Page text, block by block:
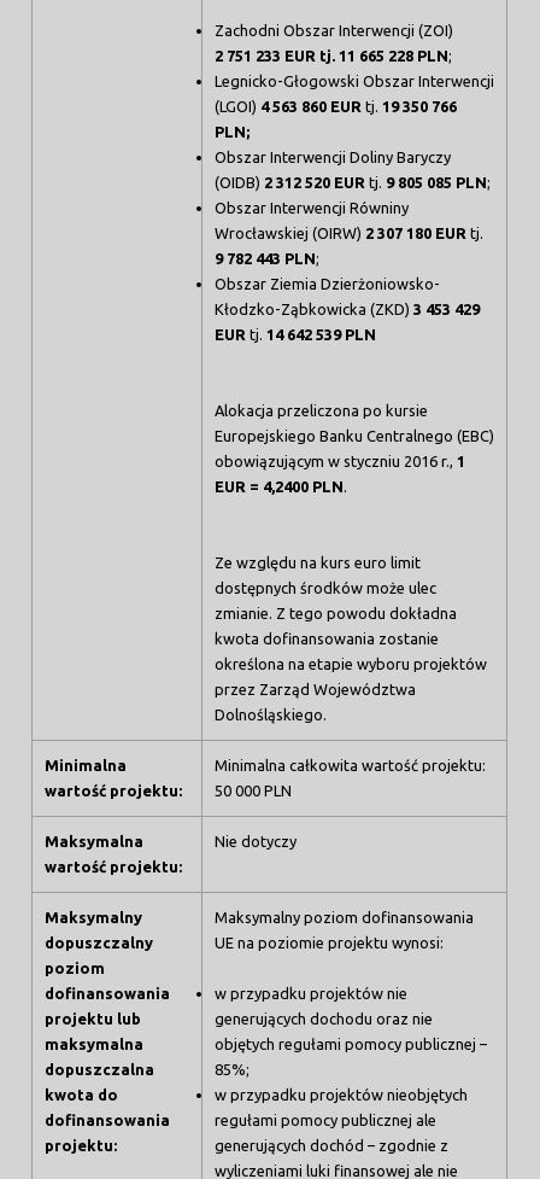
Zachodni Obszar Interwencji (ZOI)
2 751 233 EUR tj. 11 665 228 PLN;
Legnicko-Głogowski Obszar Interwencji
(LGOI) 4 563 860 EURtj.19 350 766
PLN;
Obszar Interwencji Doliny Baryczy
(OIDB) 2 312 520 EURtj. 9 805 085 PLN;
Obszar Interwencji Równiny
Wrocławskiej (OIRW) 2 307 180 EUR tj.
9 782 443 PLN;
Obszar Ziemia Dzierżoniowsko-
Kłodzko-Ząbkowicka (ZKD)3 453 429
EUR tj.14 642 539 PLN
Alokacja przeliczona po kursie
Europejskiego Banku Centralnego (EBC)
obowiązującym w styczniu 2016 r.,1
EUR = 4,2400 PLN
Ze względu na kurs euro limit
dostępnych środków może ulec
zmianie. Z tego powodu dokładna
kwota dofinansowania zostanie
określona na etapie wyboru projektów
przez Zarząd Województwa
Dolnośląskiego.
Minimalna
wartość projektu:
Minimalna całkowita wartość projektu:
50 000 PLN
Maksymalna
wartość projektu:
Nie dotyczy
Maksymalny
dopuszczalny
poziom
dofinansowania
projektu lub
maksymalna
dopuszczalna
kwota do
dofinansowania
projektu:
Maksymalny poziom dofinansowania
UE na poziomie projektu wynosi:
w przypadku projektów nie
generujących dochodu oraz nie
objętych regułami pomocy publicznej –
85%;
w przypadku projektów nieobjętych
regułami pomocy publicznej ale
generujących dochód – zgodnie z
wyliczeniami luki finansowej ale nie